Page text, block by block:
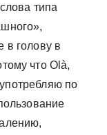
типа
в голову в
что Olà,
по